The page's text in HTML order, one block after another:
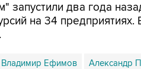
запустили два года
на 34
Владимир Ефимов Александр